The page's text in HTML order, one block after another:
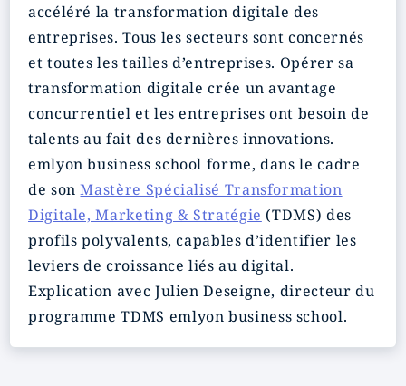
accéléré la transformation digitale des
entreprises. Tous les secteurs sont concernés
et toutes les tailles d’entreprises. Opérer sa
transformation digitale crée un avantage
concurrentiel et les entreprises ont besoin de
talents au fait des dernières innovations.
emlyon business school forme, dans le cadre
de sonMastère Spécialisé Transformation
Digitale, Marketing & Stratégie (TDMS) des
profils polyvalents, capables d’identifier les
leviers de croissance liés au digital.
Explication avec Julien Deseigne, directeur du
programme TDMS emlyon business school.